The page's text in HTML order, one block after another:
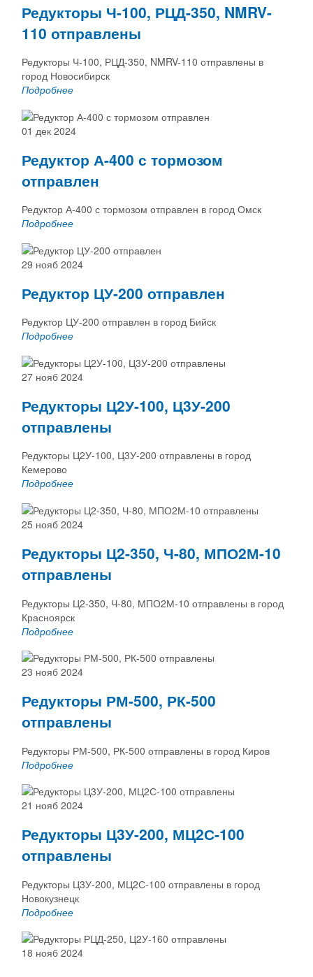
Редукторы Ч-100, РЦД-350, NMRV-
110 отправлены
Редукторы Ч-100, РЦД-350, NMRV-110 отправлены в
город Новосибирск
Подробнее
01 дек 2024
Редуктор А-400 с тормозом
отправлен
Редуктор А-400 с тормозом отправлен в город Омск
Подробнее
29 нояб 2024
Редуктор ЦУ-200 отправлен
Редуктор ЦУ-200 отправлен в город Бийск
Подробнее
27 нояб 2024
Редукторы Ц2У-100, Ц3У-200
отправлены
Редукторы Ц2У-100, Ц3У-200 отправлены в город
Кемерово
Подробнее
25 нояб 2024
Редукторы Ц2-350, Ч-80, МПО2М-10
отправлены
Редукторы Ц2-350, Ч-80, МПО2М-10 отправлены в город
Красноярск
Подробнее
23 нояб 2024
Редукторы РМ-500, РК-500
отправлены
Редукторы РМ-500, РК-500 отправлены в город Киров
Подробнее
21 нояб 2024
Редукторы Ц3У-200, МЦ2С-100
отправлены
Редукторы Ц3У-200, МЦ2С-100 отправлены в город
Новокузнецк
Подробнее
18 нояб 2024